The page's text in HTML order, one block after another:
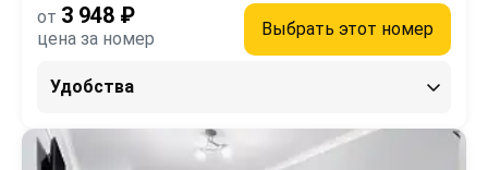
от 3 948 ₽
цена за номер Выбрать этот номер
Удобства